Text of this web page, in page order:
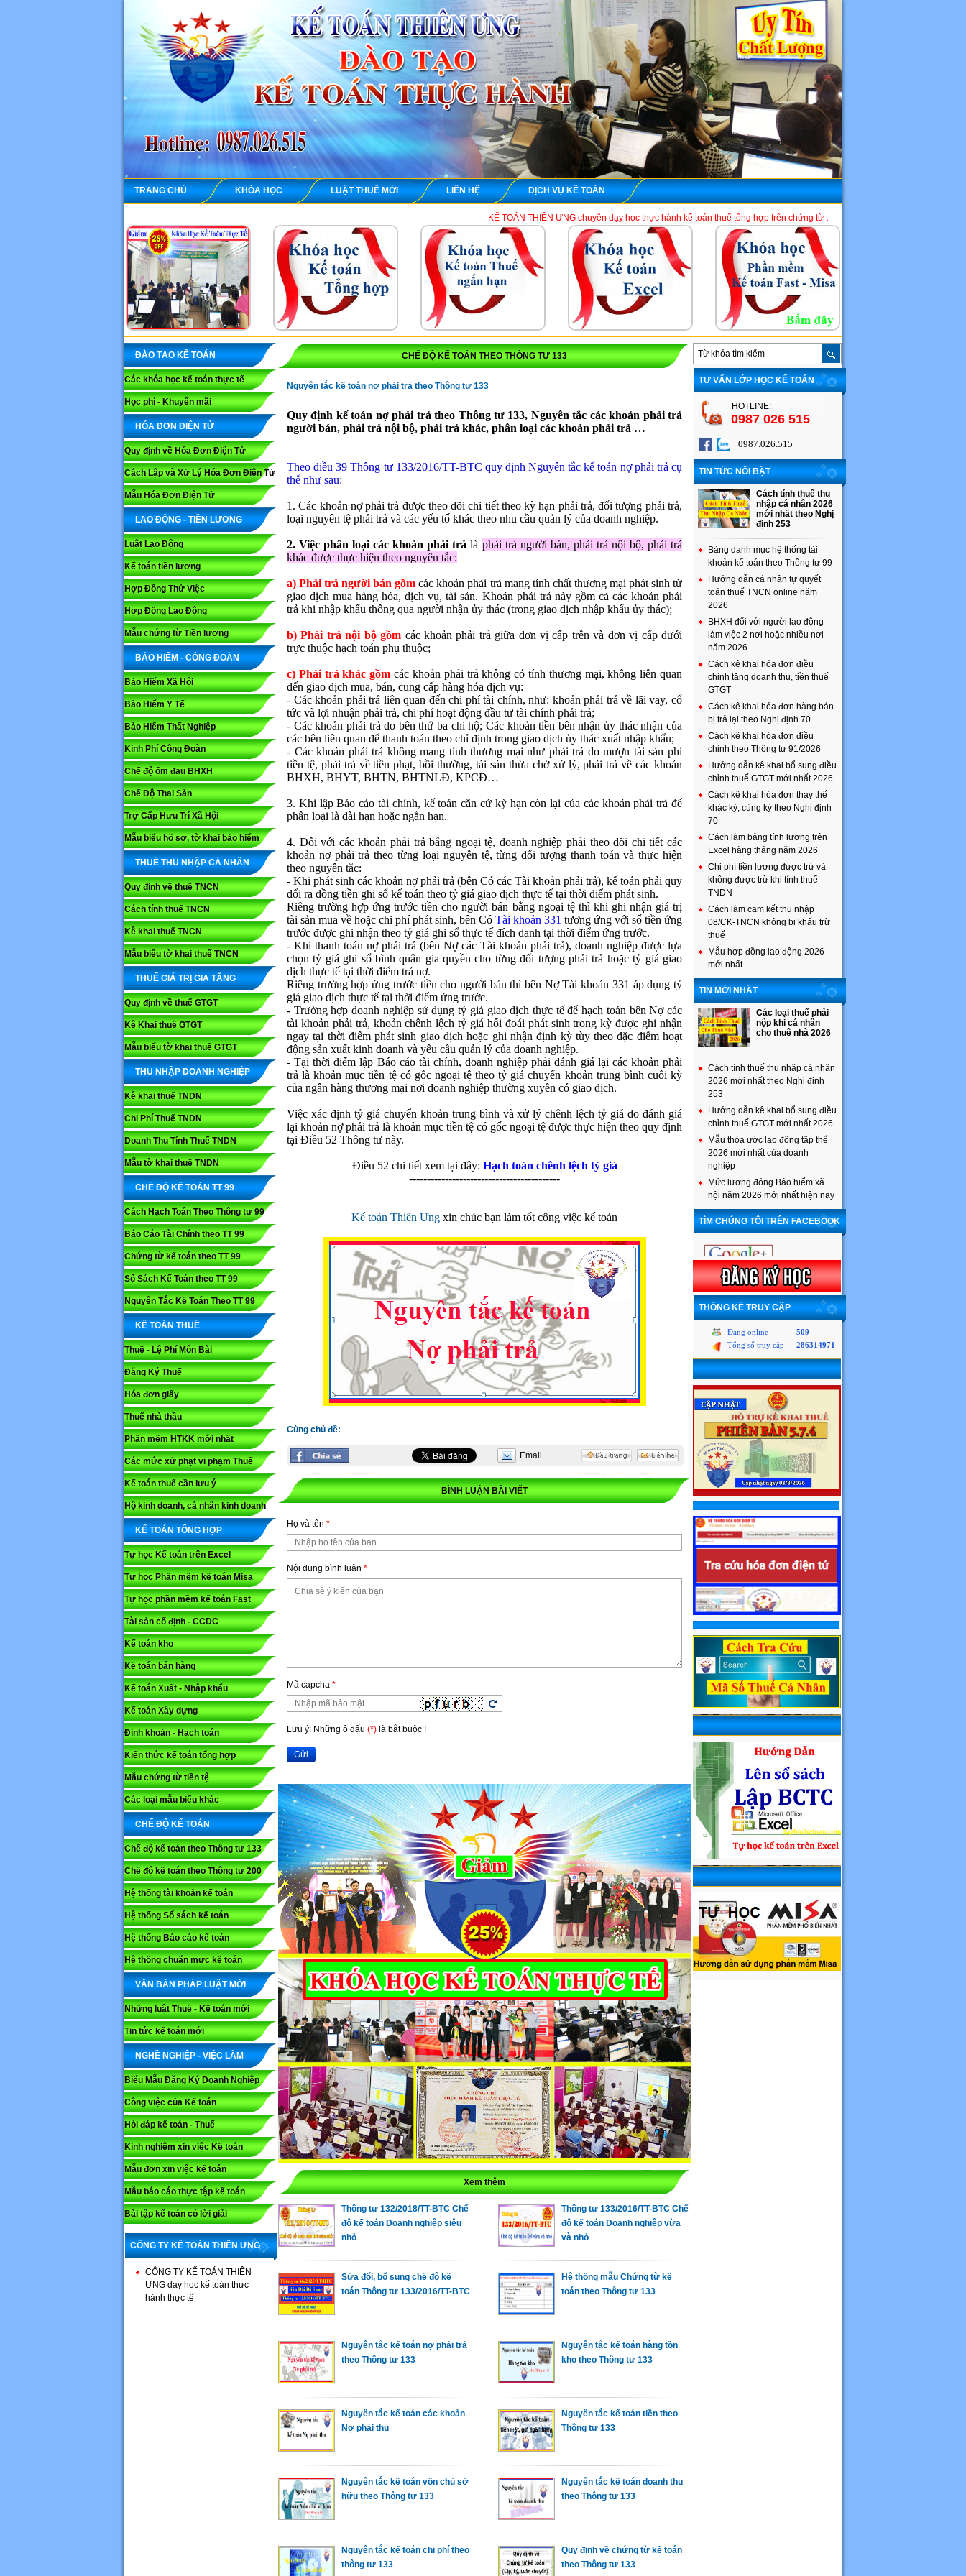
TRANG CHỦ KHÓA HỌC LUẬT THUẾ MỚI LIÊN HỆ DỊCH VỤ KẾ TOÁN
KẾ TOÁN THIÊN ƯNG chuyên dạy học thực hành kế toán thuế tổng hợp trên chứng từ thực tế và phần mềm HTKK, Excel, Misa. Là một
ĐÀO TẠO KẾ TOÁN
Các khóa học kế toán thực tế
Học phí - Khuyến mãi
HÓA ĐƠN ĐIỆN TỬ
Quy định về Hóa Đơn Điện Tử
Cách Lập và Xử Lý Hóa Đơn Điện Tử
Mẫu Hóa Đơn Điện Tử
LAO ĐỘNG - TIỀN LƯƠNG
Luật Lao Động
Kế toán tiền lương
Hợp Đồng Thử Việc
Hợp Đồng Lao Động
Mẫu chứng từ Tiền lương
BẢO HIỂM - CÔNG ĐOÀN
Bảo Hiểm Xã Hội
Bảo Hiểm Y Tế
Bảo Hiểm Thất Nghiệp
Kinh Phí Công Đoàn
Chế độ ốm đau BHXH
Chế Độ Thai Sản
Trợ Cấp Hưu Trí Xã Hội
Mẫu biểu hồ sơ, tờ khai bảo hiểm
THUẾ THU NHẬP CÁ NHÂN
Quy định về thuế TNCN
Cách tính thuế TNCN
Kê khai thuế TNCN
Mẫu biểu tờ khai thuế TNCN
THUẾ GIÁ TRỊ GIA TĂNG
Quy định về thuế GTGT
Kê Khai thuế GTGT
Mẫu biểu tờ khai thuế GTGT
THU NHẬP DOANH NGHIỆP
Kê khai thuế TNDN
Chi Phí Thuế TNDN
Doanh Thu Tính Thuế TNDN
Mẫu tờ khai thuế TNDN
CHẾ ĐỘ KẾ TOÁN TT 99
Cách Hạch Toán Theo Thông tư 99
Báo Cáo Tài Chính theo TT 99
Chứng từ kế toán theo TT 99
Sổ Sách Kế Toán theo TT 99
Nguyên Tắc Kế Toán Theo TT 99
KẾ TOÁN THUẾ
Thuế - Lệ Phí Môn Bài
Đăng Ký Thuế
Hóa đơn giấy
Thuế nhà thầu
Phần mềm HTKK mới nhất
Các mức xử phạt vi phạm Thuế
Kế toán thuế cần lưu ý
Hộ kinh doanh, cá nhân kinh doanh
KẾ TOÁN TỔNG HỢP
Tự học Kế toán trên Excel
Tự học Phần mềm kế toán Misa
Tự học phần mềm kế toán Fast
Tài sản cố định - CCDC
Kế toán kho
Kế toán bán hàng
Kế toán Xuất - Nhập khẩu
Kế toán Xây dựng
Định khoản - Hạch toán
Kiến thức kế toán tổng hợp
Mẫu chứng từ tiền tệ
Các loại mẫu biểu khác
CHẾ ĐỘ KẾ TOÁN
Chế độ kế toán theo Thông tư 133
Chế độ kế toán theo Thông tư 200
Hệ thống tài khoản kế toán
Hệ thống Sổ sách kế toán
Hệ thống Báo cáo kế toán
Hệ thống chuẩn mực kế toán
VĂN BẢN PHÁP LUẬT MỚI
Những luật Thuế - Kế toán mới
Tin tức kế toán mới
NGHỀ NGHIỆP - VIỆC LÀM
Biểu Mẫu Đăng Ký Doanh Nghiệp
Công việc của Kế toán
Hỏi đáp kế toán - Thuế
Kinh nghiệm xin việc Kế toán
Mẫu đơn xin việc kế toán
Mẫu báo cáo thực tập kế toán
Bài tập kế toán có lời giải
CÔNG TY KẾ TOÁN THIÊN ƯNG
CÔNG TY KẾ TOÁN THIÊN
ƯNG dạy học kế toán thực
hành thực tế
CHẾ ĐỘ KẾ TOÁN THEO THÔNG TƯ 133
Nguyên tắc kế toán nợ phải trả theo Thông tư 133
Quy định kế toán nợ phải trả theo Thông tư 133, Nguyên tắc các khoản phải trả
người bán, phải trả nội bộ, phải trả khác, phân loại các khoản phải trả …
Theo điều 39 Thông tư 133/2016/TT-BTC quy định Nguyên tắc kế toán nợ phải trả cụ
thể như sau:
1. Các khoản nợ phải trả được theo dõi chi tiết theo kỳ hạn phải trả, đối tượng phải trả,
loại nguyên tệ phải trả và các yếu tố khác theo nhu cầu quản lý của doanh nghiệp.
2. Việc phân loại các khoản phải trả là phải trả người bán, phải trả nội bộ, phải trả
khác được thực hiện theo nguyên tắc:
a) Phải trả người bán gồmcác khoản phải trả mang tính chất thương mại phát sinh từ
giao dịch mua hàng hóa, dịch vụ, tài sản. Khoản phải trả này gồm cả các khoản phải
trả khi nhập khẩu thông qua người nhận ủy thác (trong giao dịch nhập khẩu ủy thác);
b) Phải trả nội bộ gồm các khoản phải trả giữa đơn vị cấp trên và đơn vị cấp dưới
trực thuộc hạch toán phụ thuộc;
c) Phải trả khác gồmcác khoản phải trả không có tính thương mại, không liên quan
đến giao dịch mua, bán, cung cấp hàng hóa dịch vụ:
- Các khoản phải trả liên quan đến chi phí tài chính, như: khoản phải trả về lãi vay, cổ
tức và lợi nhuận phải trả, chi phí hoạt động đầu tư tài chính phải trả;
- Các khoản phải trả do bên thứ ba chi hộ; Các khoản tiền bên nhận ủy thác nhận của
các bên liên quan để thanh toán theo chỉ định trong giao dịch ủy thác xuất nhập khẩu;
- Các khoản phải trả không mang tính thương mại như phải trả do mượn tài sản phi
tiền tệ, phải trả về tiền phạt, bồi thường, tài sản thừa chờ xử lý, phải trả về các khoản
BHXH, BHYT, BHTN, BHTNLĐ, KPCĐ…
3. Khi lập Báo cáo tài chính, kế toán căn cứ kỳ hạn còn lại của các khoản phải trả để
phân loại là dài hạn hoặc ngắn hạn.
4. Đối với các khoản phải trả bằng ngoại tệ, doanh nghiệp phải theo dõi chi tiết các
khoản nợ phải trả theo từng loại nguyên tệ, từng đối tượng thanh toán và thực hiện
theo nguyên tắc:
- Khi phát sinh các khoản nợ phải trả (bên Có các Tài khoản phải trả), kế toán phải quy
đổi ra đồng tiền ghi sổ kế toán theo tỷ giá giao dịch thực tế tại thời điểm phát sinh.
Riêng trường hợp ứng trước tiền cho người bán bằng ngoại tệ thì khi ghi nhận giá trị
tài sản mua về hoặc chi phí phát sinh, bên Có Tài khoản 331 tương ứng với số tiền ứng
trước được ghi nhận theo tỷ giá ghi sổ thực tế đích danh tại thời điểm ứng trước.
- Khi thanh toán nợ phải trả (bên Nợ các Tài khoản phải trả), doanh nghiệp được lựa
chọn tỷ giá ghi sổ bình quân gia quyền cho từng đối tượng phải trả hoặc tỷ giá giao
dịch thực tế tại thời điểm trả nợ.
Riêng trường hợp ứng trước tiền cho người bán thì bên Nợ Tài khoản 331 áp dụng tỷ
giá giao dịch thực tế tại thời điểm ứng trước.
- Trường hợp doanh nghiệp sử dụng tỷ giá giao dịch thực tế để hạch toán bên Nợ các
tài khoản phải trả, khoản chênh lệch tỷ giá hối đoái phát sinh trong kỳ được ghi nhận
ngay tại thời điểm phát sinh giao dịch hoặc ghi nhận định kỳ tùy theo đặc điểm hoạt
động sản xuất kinh doanh và yêu cầu quản lý của doanh nghiệp.
- Tại thời điểm lập Báo cáo tài chính, doanh nghiệp phải đánh giá lại các khoản phải
trả là khoản mục tiền tệ có gốc ngoại tệ theo tỷ giá chuyển khoản trung bình cuối kỳ
của ngân hàng thương mại nơi doanh nghiệp thường xuyên có giao dịch.
Việc xác định tỷ giá chuyển khoản trung bình và xử lý chênh lệch tỷ giá do đánh giá
lại khoản nợ phải trả là khoản mục tiền tệ có gốc ngoại tệ được thực hiện theo quy định
tại Điều 52 Thông tư này.
Điều 52 chi tiết xem tại đây: Hạch toán chênh lệch tỷ giá
------------------------------------------
Kế toán Thiên Ưng xin chúc bạn làm tốt công việc kế toán
Cùng chủ đề:
Email
BÌNH LUẬN BÀI VIẾT
Họ và tên *
Nội dung bình luận *
Mã capcha *
Lưu ý: Những ô dấu (*) là bắt buộc !
Gửi
Họ và tên
Nội dung bình luận*
Lưu ý: Những ô dấu(*)là bắt buộc !
Xem thêm
Thông tư 132/2018/TT-BTC Chế
độ kế toán Doanh nghiệp siêu
nhỏ
Thông tư 133/2016/TT-BTC Chế
độ kế toán Doanh nghiệp vừa
và nhỏ
Sửa đổi, bổ sung chế độ kế
toán Thông tư 133/2016/TT-BTC
Hệ thống mẫu Chứng từ kế
toán theo Thông tư 133
Nguyên tắc kế toán nợ phải trả
theo Thông tư 133
Nguyên tắc kế toán hàng tồn
kho theo Thông tư 133
Nguyên tắc kế toán các khoản
Nợ phải thu
Nguyên tắc kế toán tiền theo
Thông tư 133
Nguyên tắc kế toán vốn chủ sở
hữu theo Thông tư 133
Nguyên tắc kế toán doanh thu
theo Thông tư 133
Nguyên tắc kế toán chi phí theo
thông tư 133
Quy định về chứng từ kế toán
theo Thông tư 133
TƯ VẤN LỚP HỌC KẾ TOÁN
0987 026 515
HOTLINE:
0987.026.515
TIN TỨC NỔI BẬT
Cách tính thuế thu
nhập cá nhân 2026
mới nhất theo Nghị
định 253
Bảng danh mục hệ thống tài
khoản kế toán theo Thông tư 99
Hướng dẫn cá nhân tự quyết
toán thuế TNCN online năm
2026
BHXH đối với người lao động
làm việc 2 nơi hoặc nhiều nơi
năm 2026
Cách kê khai hóa đơn điều
chỉnh tăng doanh thu, tiền thuế
GTGT
Cách kê khai hóa đơn hàng bán
bị trả lại theo Nghị định 70
Cách kê khai hóa đơn điều
chỉnh theo Thông tư 91/2026
Hướng dẫn kê khai bổ sung điều
chỉnh thuế GTGT mới nhất 2026
Cách kê khai hóa đơn thay thế
khác kỳ, cùng kỳ theo Nghị định
70
Cách làm bảng tính lương trên
Excel hàng tháng năm 2026
Chi phí tiền lương được trừ và
không được trừ khi tính thuế
TNDN
Cách làm cam kết thu nhập
08/CK-TNCN không bị khấu trừ
thuế
Mẫu hợp đồng lao động 2026
mới nhất
TIN MỚI NHẤT
Các loại thuế phải
nộp khi cá nhân
cho thuê nhà 2026
Cách tính thuế thu nhập cá nhân
2026 mới nhất theo Nghị định
253
Hướng dẫn kê khai bổ sung điều
chỉnh thuế GTGT mới nhất 2026
Mẫu thỏa ước lao động tập thể
2026 mới nhất của doanh
nghiệp
Mức lương đóng Bảo hiểm xã
hội năm 2026 mới nhất hiện nay
TÌM CHÚNG TÔI TRÊN FACEBOOK
THỐNG KÊ TRUY CẬP
Đang online
509
Tổng số truy cập
286314971